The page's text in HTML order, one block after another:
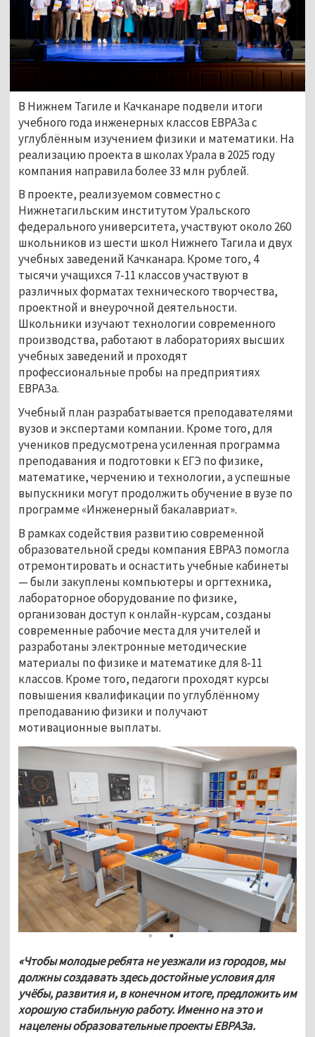
В Нижнем Тагиле и Качканаре подвели итоги
учебного года инженерных классов ЕВРАЗа с
углублённым изучением физики и математики. На
реализацию проекта в школах Урала в 2025 году
компания направила более 33 млн рублей.
В проекте, реализуемом совместно с
Нижнетагильским институтом Уральского
федерального университета, участвуют около 260
школьников из шести школ Нижнего Тагила и двух
учебных заведений Качканара. Кроме того, 4
тысячи учащихся 7-11 классов участвуют в
различных форматах технического творчества,
проектной и внеурочной деятельности.
Школьники изучают технологии современного
производства, работают в лабораториях высших
учебных заведений и проходят
профессиональные пробы на предприятиях
ЕВРАЗа.
Учебный план разрабатывается преподавателями
вузов и экспертами компании. Кроме того, для
учеников предусмотрена усиленная программа
преподавания и подготовки к ЕГЭ по физике,
математике, черчению и технологии, а успешные
выпускники могут продолжить обучение в вузе по
программе «Инженерный бакалавриат».
В рамках содействия развитию современной
образовательной среды компания ЕВРАЗ помогла
отремонтировать и оснастить учебные кабинеты
— были закуплены компьютеры и оргтехника,
лабораторное оборудование по физике,
организован доступ к онлайн-курсам, созданы
современные рабочие места для учителей и
разработаны электронные методические
материалы по физике и математике для 8-11
классов. Кроме того, педагоги проходят курсы
повышения квалификации по углублённому
преподаванию физики и получают
мотивационные выплаты.
«Чтобы молодые ребята не уезжали из городов, мы
должны создавать здесь достойные условия для
учёбы, развития и, в конечном итоге, предложить им
хорошую стабильную работу. Именно на это и
нацелены образовательные проекты ЕВРАЗа.